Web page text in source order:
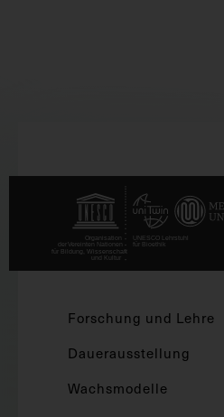
Forschung und Lehre
Dauerausstellung
Wachsmodelle